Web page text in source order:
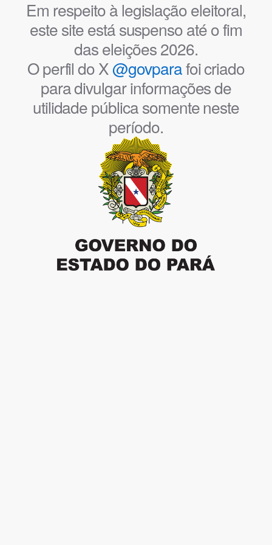
Em respeito à legislação eleitoral,
este site está suspenso até o fim
das eleições 2026.
O perfil do X@govparafoi criado
para divulgar informações de
utilidade pública somente neste
período.